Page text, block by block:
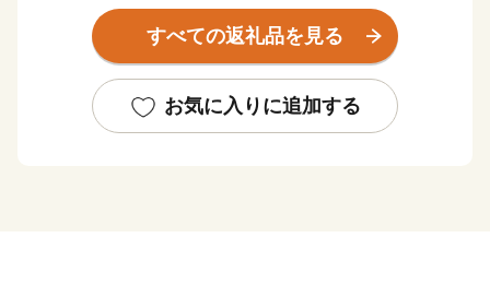
「風蓮湖」があり、野付風蓮道立自然公園を形成するな
ど、様々な景観を有しています。
たちが暮らしており、生乳生産量は「日本一」です。ま
た、沿岸部では秋鮭・アサリやホッキ・ホタテ・希少価
すべての返礼品を見る
お気に入りに追加する